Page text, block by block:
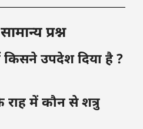
प्रश्न
किसने उपदेश दिया है ?
में कौन से शत्रु